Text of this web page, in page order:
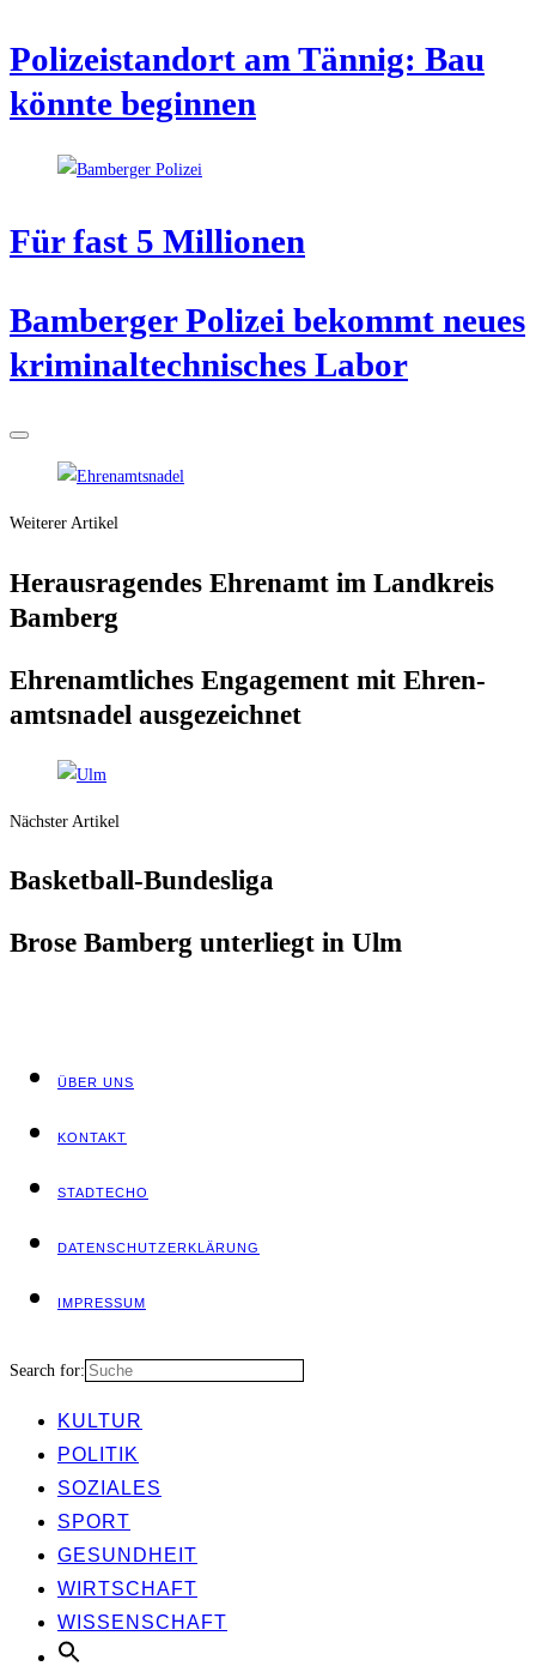
Poli­zei­stand­ort am Tän­nig: Bau
könn­te beginnen
Für fast 5 Millionen
Bam­ber­ger Poli­zei bekommt neu­es
kri­mi­nal­tech­ni­sches Labor
Weiterer Artikel
Her­aus­ra­gen­des Ehren­amt im Land­kreis
Bamberg
Ehren­amt­li­ches Enga­ge­ment mit Ehren­
amts­na­del ausgezeichnet
Nächster Artikel
Bas­ket­ball-Bun­des­li­ga
Bro­se Bam­berg unter­liegt in Ulm
ÜBER UNS
KON­TAKT
STADT­ECHO
DATEN­SCHUTZ­ER­KLÄ­RUNG
IMPRES­SUM
Search for:
KUL­TUR
POLI­TIK
SOZIA­LES
SPORT
GESUND­HEIT
WIRT­SCHAFT
WIS­SEN­SCHAFT